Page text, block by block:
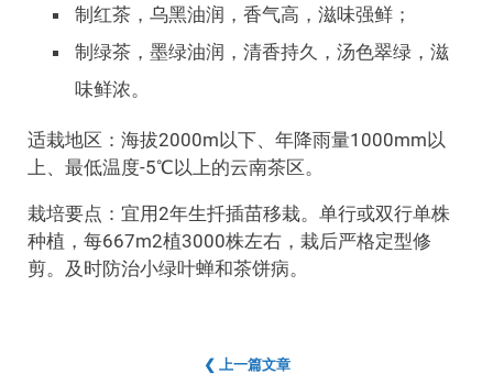
制红茶，乌黑油润，香气高，滋味强鲜；
制绿茶，墨绿油润，清香持久，汤色翠绿，滋
味鲜浓。
适栽地区：海拔2000m以下、年降雨量1000mm以
上、最低温度-5℃以上的云南茶区。
栽培要点：宜用2年生扦插苗移栽。单行或双行单株
种植，每667m2植3000株左右，栽后严格定型修
剪。及时防治小绿叶蝉和茶饼病。
❮ 上一篇文章